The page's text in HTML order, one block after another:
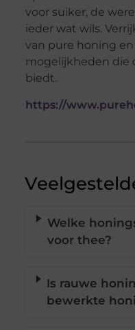
voor suiker, de
ieder wat wils.
van pure honing
mogelijkheden die
biedt.
https://
Welke
voor thee?
Is rauwe
bewerkte